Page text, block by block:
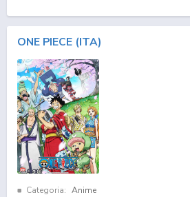
ONE PIECE (ITA)
Categoria: Anime